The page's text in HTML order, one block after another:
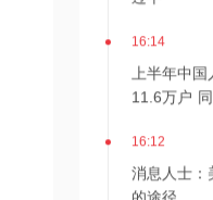
16:14
上半年中
11.6万户
16:12
消息人士：
的途径